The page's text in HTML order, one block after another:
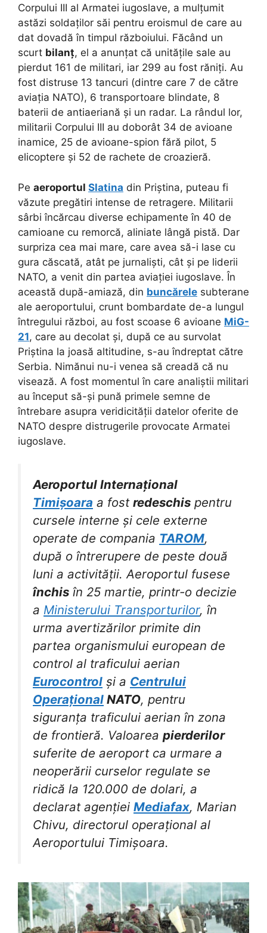
Corpului III al Armatei iugoslave, a mulțumit
astăzi soldaților săi pentru eroismul de care au
dat dovadă în timpul războiului. Făcând un
scurt bilanț, el a anunțat că unitățile sale au
pierdut 161 de militari, iar 299 au fost răniți. Au
fost distruse 13 tancuri (dintre care 7 de către
aviația NATO), 6 transportoare blindate, 8
baterii de antiaeriană și un radar. La rândul lor,
militarii Corpului III au doborât 34 de avioane
inamice, 25 de avioane-spion fără pilot, 5
elicoptere și 52 de rachete de croazieră.
Pe aeroportul Slatina din Priștina, puteau fi
văzute pregătiri intense de retragere. Militarii
sârbi încărcau diverse echipamente în 40 de
camioane cu remorcă, aliniate lângă pistă. Dar
surpriza cea mai mare, care avea să-i lase cu
gura căscată, atât pe jurnaliști, cât și pe liderii
NATO, a venit din partea aviației iugoslave. În
această după-amiază, din buncărele subterane
ale aeroportului, crunt bombardate de-a lungul
întregului război, au fost scoase 6 avioane MiG-
21, care au decolat și, după ce au survolat
Priștina la joasă altitudine, s-au îndreptat către
Serbia. Nimănui nu-i venea să creadă că nu
visează. A fost momentul în care analiștii militari
au început să-și pună primele semne de
întrebare asupra veridicității datelor oferite de
NATO despre distrugerile provocate Armatei
iugoslave.
Aeroportul Internațional
Timișoara a fost redeschis pentru
cursele interne și cele externe
operate de compania TAROM,
după o întrerupere de peste două
luni a activității. Aeroportul fusese
închis în 25 martie, printr-o decizie
a Ministerului Transporturilor, în
urma avertizărilor primite din
partea organismului european de
control al traficului aerian
Eurocontrol și a Centrului
Operațional NATO, pentru
siguranța traficului aerian în zona
de frontieră. Valoarea pierderilor
suferite de aeroport ca urmare a
neoperării curselor regulate se
ridică la 120.000 de dolari, a
declarat agenției Mediafax, Marian
Chivu, directorul operațional al
Aeroportului Timișoara.